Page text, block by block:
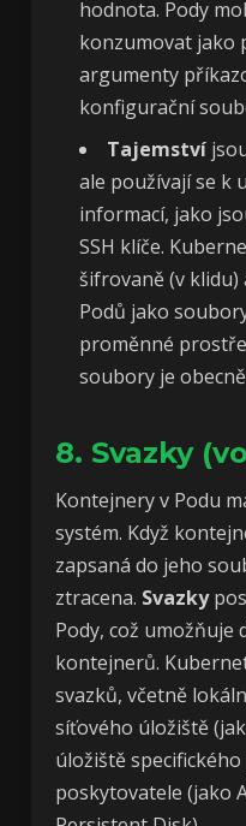
hodnota. Pody
konzumovat jako
argumenty
konfigurační
Tajemství
ale používají se k
informací, jako
SSH klíče.
šifrovaně (v
Podů jako
proměnné
soubory je
8. Svazky
Kontejnery v Podu
systém. Když
zapsaná do jeho
ztracena. Svazky
Pody, což
kontejnerů.
svazků, včetně
síťového úložiště
úložiště
poskytovatele (jako